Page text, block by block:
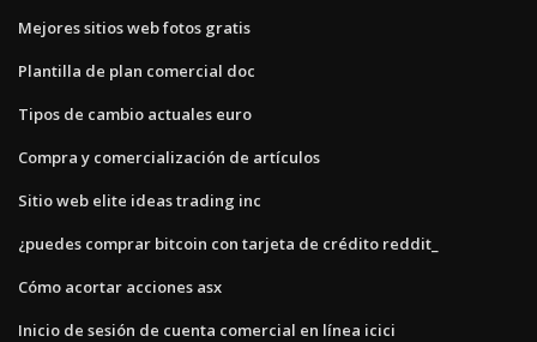
Mejores sitios web fotos gratis
Plantilla de plan comercial doc
Tipos de cambio actuales euro
Compra y comercialización de artículos
Sitio web elite ideas trading inc
¿puedes comprar bitcoin con tarjeta de crédito reddit_
Cómo acortar acciones asx
Inicio de sesión de cuenta comercial en línea icici